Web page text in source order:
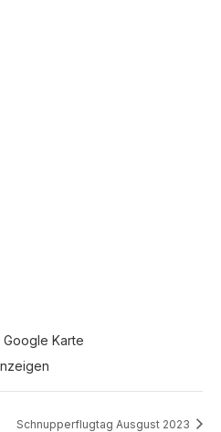
Google Karte
Schnupperflugtag Ausgust 2023